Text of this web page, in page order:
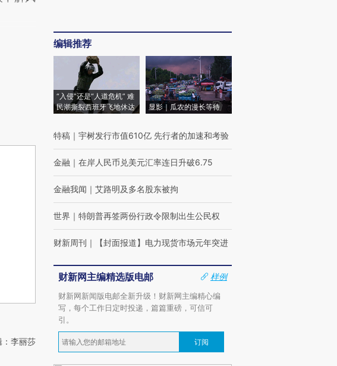
李丽莎
编辑推荐
“入侵”还是“人道危机” 难
民潮撕裂西班牙飞地休达
显影｜瓜农的漫长等待
特稿 ｜ 宇树发行市值610亿 先行者的加速和考验
金融 ｜ 在岸人民币兑美元汇率连日升破6.75
金融我闻 ｜ 艾路明及多名股东被拘
世界 ｜ 特朗普再签两份行政令限制出生公民权
财新周刊 ｜ 【封面报道】电力现货市场元年突进
财新网主编精选版电邮
样例
财新网新闻版电邮全新升级！财新网主编精心编
写，每个工作日定时投递，篇篇重磅，可信可
引。
订阅